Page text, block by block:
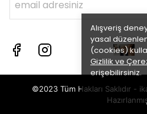
Alışveriş
yasal
(cookies)
Gizlilik ve
erişebilirsiniz.
©2023 Tüm Hakları Saklıdır -